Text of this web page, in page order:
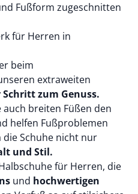
Fußform zugeschnitten
für Herren in
beim
extraweiten
zum Genuss.
breiten Füßen den
helfen Fußproblemen
Schuhe nicht nur
und Stil.
für Herren, die
und hochwertigen